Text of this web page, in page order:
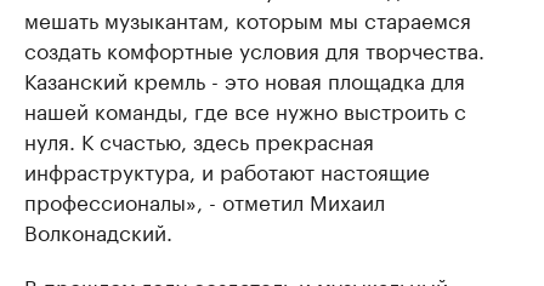
мешать музыкантам, которым мы стараемся
создать комфортные условия для творчества.
Казанский кремль - это новая площадка для
нашей команды, где все нужно выстроить с
нуля. К счастью, здесь прекрасная
инфраструктура, и работают настоящие
профессионалы», - отметил Михаил
Волконадский.